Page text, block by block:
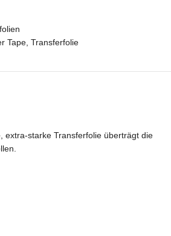
Tape, Transferfolie
extra-starke Transferfolie überträgt die